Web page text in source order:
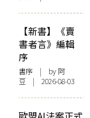
【新書】《賣
書者言》編輯
序
書序 | by 阿
豆 | 2026-08-03